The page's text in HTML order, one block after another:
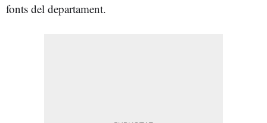
fonts del departament.